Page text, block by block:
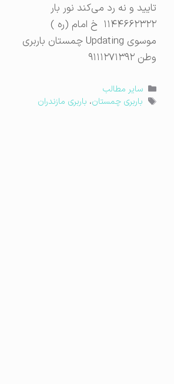
تایید و نه رد می‌کند نور بار
۱۱۴۴۶۶۲۳۲۲ خ امام (ره )
موسوی Updating چمستان باربری
وطن ۹۱۱۱۲۷۱۳۹۲
دسته‌ها
سایر مطالب
برچسب‌ها
باربری چمستان،باربری مازندران